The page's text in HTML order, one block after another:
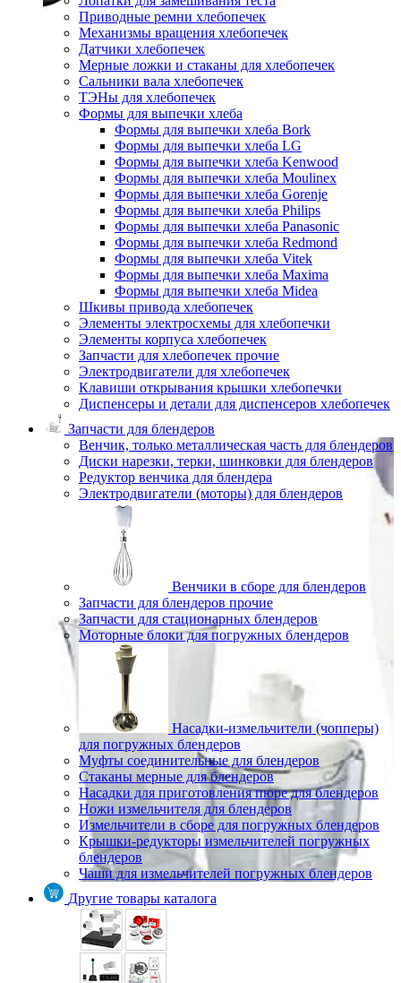
Приводные ремни хлебопечек
Механизмы вращения хлебопечек
Датчики хлебопечек
Мерные ложки и стаканы для хлебопечек
Сальники вала хлебопечек
ТЭНы для хлебопечек
Формы для выпечки хлеба
Формы для выпечки хлеба Bork
Формы для выпечки хлеба LG
Формы для выпечки хлеба Kenwood
Формы для выпечки хлеба Moulinex
Формы для выпечки хлеба Gorenje
Формы для выпечки хлеба Philips
Формы для выпечки хлеба Panasonic
Формы для выпечки хлеба Redmond
Формы для выпечки хлеба Vitek
Формы для выпечки хлеба Maxima
Формы для выпечки хлеба Midea
Шкивы привода хлебопечек
Элементы электросхемы для хлебопечки
Элементы корпуса хлебопечек
Запчасти для хлебопечек прочие
Электродвигатели для хлебопечек
Клавиши открывания крышки хлебопечки
Диспенсеры и детали для диспенсеров хлебопечек
Запчасти для блендеров
Венчик, только металлическая часть для блендеров
Диски нарезки, терки, шинковки для блендеров
Редуктор венчика для блендера
Электродвигатели (моторы) для блендеров
Венчики в сборе для блендеров
Запчасти для блендеров прочие
Запчасти для стационарных блендеров
Моторные блоки для погружных блендеров
Насадки-измельчители (чопперы)
для погружных блендеров
Муфты соединительные для блендеров
Стаканы мерные для блендеров
Насадки для приготовления пюре для блендеров
Ножи измельчителя для блендеров
Измельчители в сборе для погружных блендеров
Крышки-редукторы измельчителей погружных
блендеров
Чаши для измельчителей погружных блендеров
Другие товары каталога